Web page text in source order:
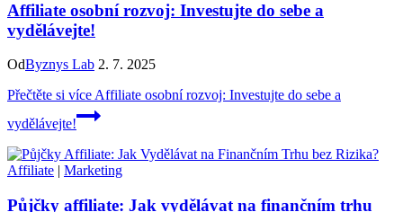
Affiliate osobní rozvoj: Investujte do sebe a
vydělávejte!
OdByznys Lab 2. 7. 2025
Přečtěte si více Affiliate osobní rozvoj: Investujte do sebe a
vydělávejte!
Affiliate | Marketing
Půjčky affiliate: Jak vydělávat na finančním trhu